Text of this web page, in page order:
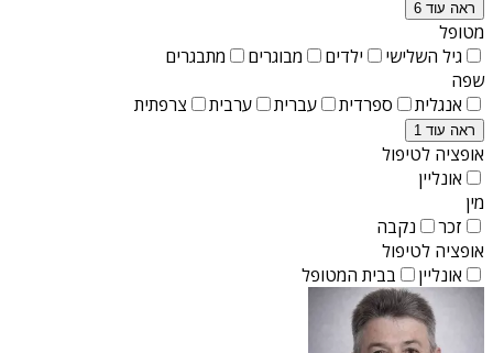
ראה עוד 6
מטופל
גיל השלישי
ילדים מבוגרים
מתבגרים
שפה
אנגלית
ספרדית עברית ערבית צרפתית
ראה עוד 1
אופציה לטיפול
אונליין
מין
זכר
נקבה
אופציה לטיפול
אונליין
בבית המטופל